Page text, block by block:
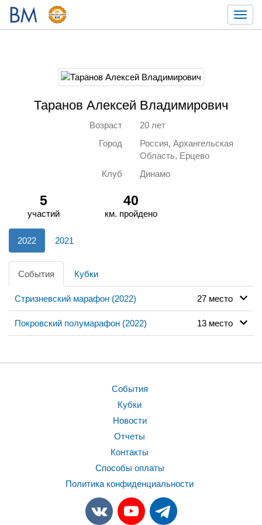
Таранов Алексей Владимирович
Возраст
20 лет
Город
Россия, Архангельская
Область, Ерцево
Клуб
Динамо
5
участий
40
км. пройдено
2022 2021
События Кубки
Стризневский марафон (2022) 27 место
Покровский полумарафон (2022) 13 место
События
Кубки
Новости
Отчеты
Контакты
Способы оплаты
Политика конфиденциальности